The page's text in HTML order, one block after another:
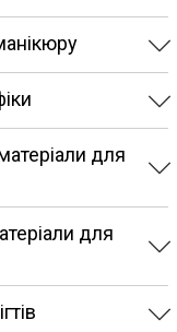
для
для